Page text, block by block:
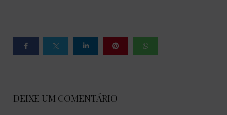
DEIXE UM COMENTÁRIO